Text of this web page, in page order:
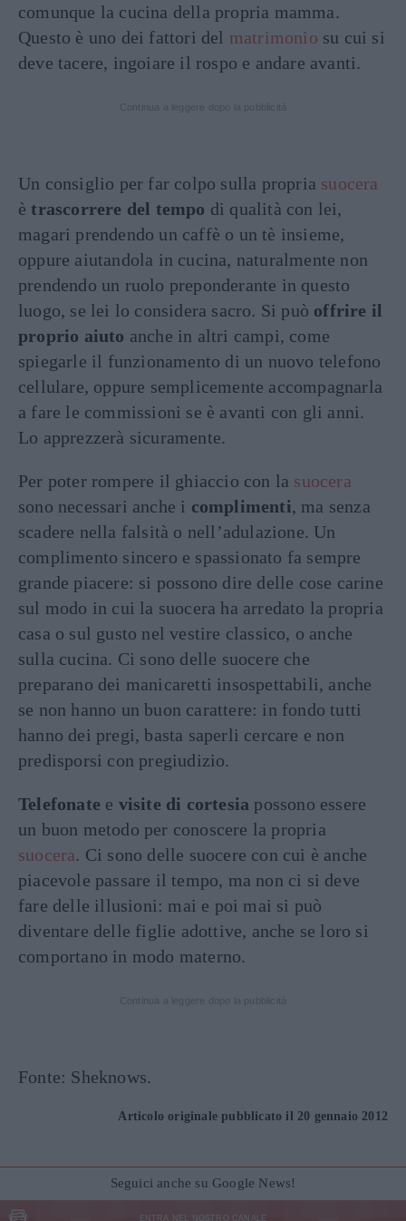
comunque la cucina della propria mamma.
Questo è uno dei fattori del matrimonio su cui si
deve tacere, ingoiare il rospo e andare avanti.
Un consiglio per far colpo sulla propria suocera
ètrascorrere del tempo di qualità con lei,
magari prendendo un caffè o un tè insieme,
oppure aiutandola in cucina, naturalmente non
prendendo un ruolo preponderante in questo
luogo, se lei lo considera sacro. Si può offrire il
proprio aiuto anche in altri campi, come
spiegarle il funzionamento di un nuovo telefono
cellulare, oppure semplicemente accompagnarla
a fare le commissioni se è avanti con gli anni.
Lo apprezzerà sicuramente.
Per poter rompere il ghiaccio con la suocera
sono necessari anche i complimenti, ma senza
scadere nella falsità o nell’adulazione. Un
complimento sincero e spassionato fa sempre
grande piacere: si possono dire delle cose carine
sul modo in cui la suocera ha arredato la propria
casa o sul gusto nel vestire classico, o anche
sulla cucina. Ci sono delle suocere che
preparano dei manicaretti insospettabili, anche
se non hanno un buon carattere: in fondo tutti
hanno dei pregi, basta saperli cercare e non
predisporsi con pregiudizio.
Telefonate e visite di cortesia possono essere
un buon metodo per conoscere la propria
suocera. Ci sono delle suocere con cui è anche
piacevole passare il tempo, ma non ci si deve
fare delle illusioni: mai e poi mai si può
diventare delle figlie adottive, anche se loro si
comportano in modo materno.
Fonte: Sheknows.
Articolo originale pubblicato il 20 gennaio 2012
Seguici anche su Google News!
ENTRA NEL NOSTRO CANALE